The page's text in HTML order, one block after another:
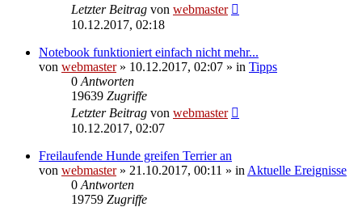
Letzter Beitrag von webmaster
10.12.2017, 02:18
Notebook funktioniert einfach nicht mehr...
von webmaster» 10.12.2017, 02:07 » in Tipps
0 Antworten
19639 Zugriffe
Letzter Beitrag von webmaster
10.12.2017, 02:07
Freilaufende Hunde greifen Terrier an
von webmaster» 21.10.2017, 00:11 » in Aktuelle Ereignisse
0 Antworten
19759 Zugriffe